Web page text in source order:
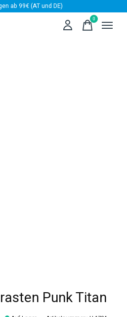
ab 99€ (AT und DE)
0items
Punk Titan